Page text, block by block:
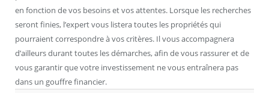
en fonction de vos besoins et vos attentes. Lorsque les recherches
seront finies, l’expert vous listera toutes les propriétés qui
pourraient correspondre à vos critères. Il vous accompagnera
d’ailleurs durant toutes les démarches, afin de vous rassurer et de
vous garantir que votre investissement ne vous entraînera pas
dans un gouffre financier.